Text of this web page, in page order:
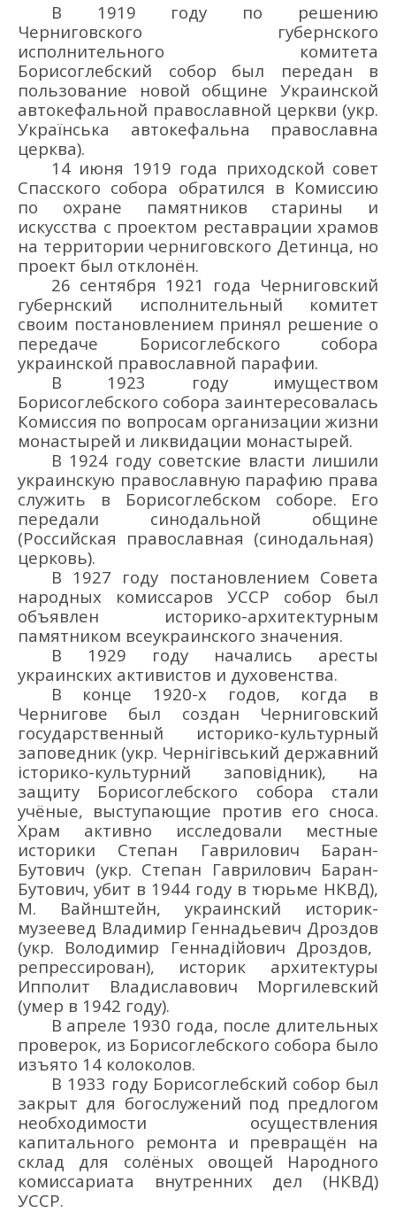
В 1919 году по решению
Черниговского губернского
исполнительного комитета
Борисоглебский собор
был передан в
пользование новой общине Украинской
автокефальной православной церкви (укр.
Українська автокефальна
православна
церква).
14 июня 1919 года приходской совет
Спасского собора обратился в Комиссию
по охране памятников старины и
искусства с проектом реставрации храмов
на территории черниговского Детинца, но
проект был отклонён.
26 сентября 1921 года Черниговский
губернский исполнительный комитет
своим постановлением принял решение о
передаче Борисоглебского собора
украинской православной парафии.
В 1923 годуимуществом
Борисоглебского собора заинтересовалась
Комиссия по вопросам организации жизни
монастырей и ликвидации монастырей.
В 1924 году советские власти лишили
украинскую православную парафию права
служить в Борисоглебском соборе.
Его
передали синодальной общине
(Российская православная (синодальная)
церковь).
В 1927 году постановлением Совета
народных комиссаров УССР собор был
объявлен историко-архитектурным
памятником всеукраинского значения.
В 1929 году начались аресты
украинских активистов и духовенства.
В конце 1920-х годов, когда в
Чернигове был создан Черниговский
государственный историко-культурный
заповедник (укр. Чернігівський державний
історико-культурний заповідник), на
защиту Борисоглебского собора стали
учёные, выступающие против его сноса.
Храм активно исследовали местные
историки Степан Гаврилович
Баран-
Бутович (укр. Степан Гаврилович Баран-
Бутович, убит в 1944 году в тюрьме НКВД),
М. Вайнштейн, украинский историк-
музеевед Владимир Геннадьевич Дроздов
(укр. Володимир Геннадійович Дроздов,
репрессирован),
историк архитектуры
Ипполит Владиславович Моргилевский
(умер в 1942 году).
В апреле 1930 года, после длительных
проверок, из Борисоглебского собора было
изъято 14 колоколов.
В 1933 году Борисоглебский собор был
закрыт для богослужений под предлогом
необходимости осуществления
капитального ремонта
и превращён на
склад для солёных овощей Народного
комиссариата внутренних дел (НКВД)
УССР.